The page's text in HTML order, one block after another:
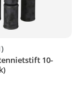
of 5 out of 5 stars
10-